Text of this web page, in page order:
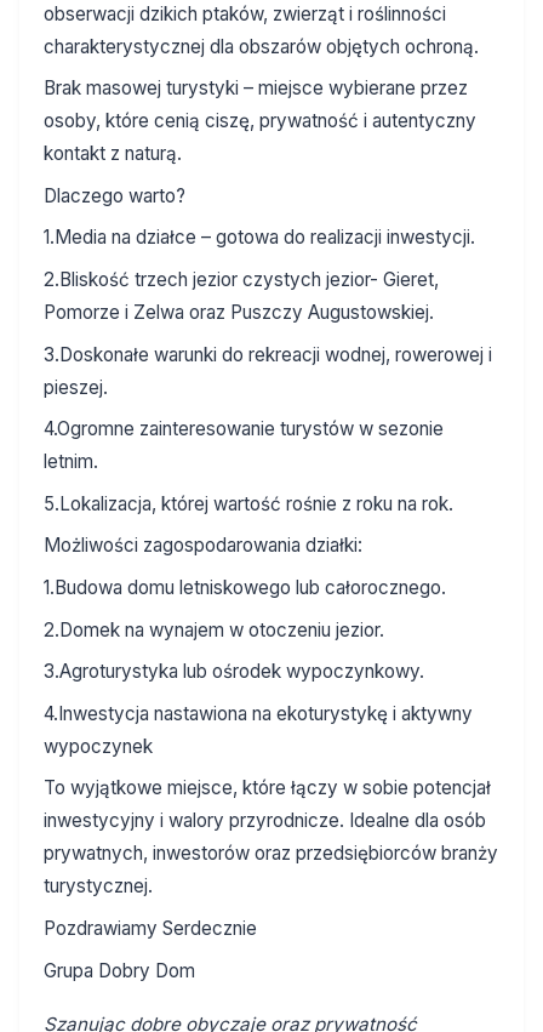
obserwacji dzikich ptaków, zwierząt i roślinności
charakterystycznej dla obszarów objętych ochroną.
Brak masowej turystyki – miejsce wybierane przez
osoby, które cenią ciszę, prywatność i autentyczny
kontakt z naturą.
Dlaczego warto?
1.Media na działce – gotowa do realizacji inwestycji.
2.Bliskość trzech jezior czystych jezior- Gieret,
Pomorze i Zelwa oraz Puszczy Augustowskiej.
3.Doskonałe warunki do rekreacji wodnej, rowerowej i
pieszej.
4.Ogromne zainteresowanie turystów w sezonie
letnim.
5.Lokalizacja, której wartość rośnie z roku na rok.
Możliwości zagospodarowania działki:
1.Budowa domu letniskowego lub całorocznego.
2.Domek na wynajem w otoczeniu jezior.
3.Agroturystyka lub ośrodek wypoczynkowy.
4.Inwestycja nastawiona na ekoturystykę i aktywny
wypoczynek
To wyjątkowe miejsce, które łączy w sobie potencjał
inwestycyjny i walory przyrodnicze. Idealne dla osób
prywatnych, inwestorów oraz przedsiębiorców branży
turystycznej.
Pozdrawiamy Serdecznie
Grupa Dobry Dom
Szanując dobre obyczaje oraz prywatność